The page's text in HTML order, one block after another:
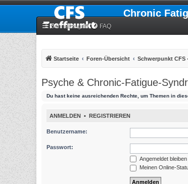
Chronic
Schnellzugriff FAQ
Startseite Foren-Übersicht Schwerpunkt CFS
Psyche & Chronic-Fatigue-
Du hast keine ausreichenden Rechte, um Themen in
ANMELDEN • REGISTRIEREN
Benutzername:
Passwort:
Angemeldet bleiben
Meinen Online-